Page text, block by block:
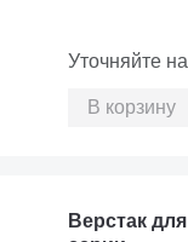
Уточняйте
В корзину
Верстак